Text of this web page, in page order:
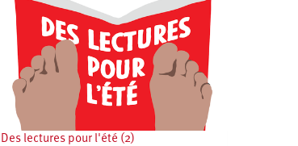
Des lectures pour l'été (2)